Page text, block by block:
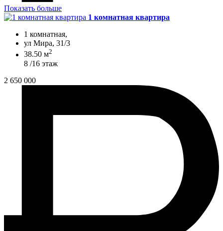
Показать больше
1 комнатная квартира
1 комнатная,
ул Мира, 31/3
38.50 м2
8 /16 этаж
2 650 000